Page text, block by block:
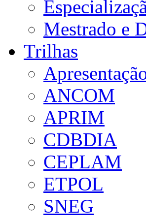
Mestrado e
Trilhas
ANCOM
APRIM
CDBDIA
CEPLAM
ETPOL
SNEG